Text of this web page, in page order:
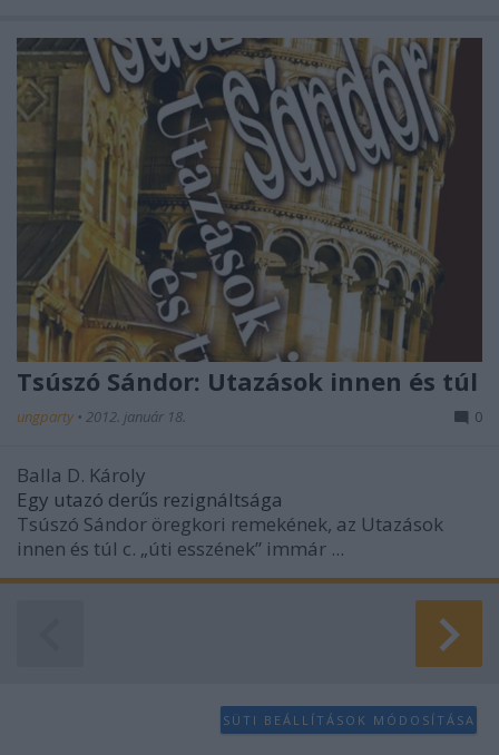
Tsúszó Sándor: Utazások innen és túl
ungparty • 2012. január 18. 0
Balla D. Károly
Egy utazó derűs rezignáltsága
Tsúszó Sándor öregkori remekének, az Utazások
innen és túl c. „úti esszének” immár ...
SÜTI BEÁLLÍTÁSOK MÓDOSÍTÁSA